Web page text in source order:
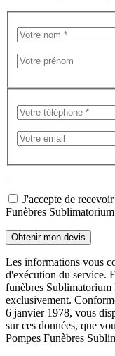
J'accepte de
Funèbres Sublimatorium
Les informations vous
d'exécution du service.
funèbres Sublimatorium
exclusivement.
6 janvier 1978, vous
sur ces données, que
Pompes Funèbres